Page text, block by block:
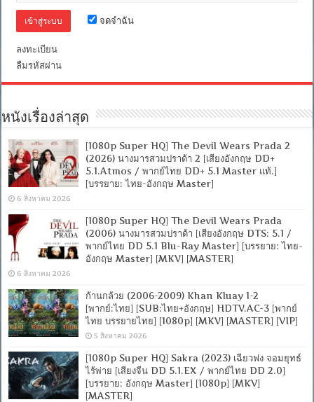
[บรรยาย
[MKV]
จดจำฉัน
ลงทะเบียน
ลืมรหัสผ่าน
หนังเรื่องล่าสุด
[1080p Super HQ] The Devil Wears Prada 2
(2026) นางมารสวมปราด้า 2 [เสียงอังกฤษ DD+
5.1.Atmos / พากย์ไทย DD+ 5.1 Master แท้.]
[บรรยาย: ไทย-อังกฤษ Master]
6 สิงหาคม 2026
[1080p Super HQ] The Devil Wears Prada
(2006) นางมารสวมปราด้า [เสียงอังกฤษ DTS: 5.1 /
พากย์ไทย DD 5.1 Blu-Ray Master] [บรรยาย: ไทย-
อังกฤษ Master] [MKV] [MASTER]
6 สิงหาคม 2026
ก้านกล้วย (2006-2009) Khan Kluay 1-2
[พากย์:ไทย] [SUB:ไทย+อังกฤษ] HDTV.AC-3 [พากย์
ไทย บรรยายไทย] [1080p] [MKV] [MASTER] [VIP]
5 สิงหาคม 2026
[1080p Super HQ] Sakra (2023) เฉียวฟง จอมยุทธ์
ไร้พ่าย [เสียงจีน DD 5.1.EX / พากย์ไทย DD 2.0]
[บรรยาย: อังกฤษ Master] [1080p] [MKV]
[MASTER]